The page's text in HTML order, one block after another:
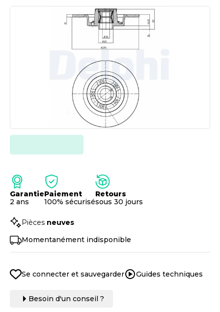
Garantie
2 ans
Paiement
100% sécurisé
Retours
sous 30 jours
Pièces neuves
Momentanément indisponible
Se connecter et sauvegarder Guides techniques
Besoin d'un conseil ?